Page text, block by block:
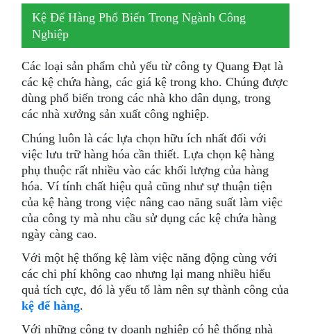
Kệ Để Hàng Phổ Biến Trong Ngành Công
Nghiệp
Các loại sản phẩm chủ yếu từ công ty Quang Đạt là
các kệ chứa hàng, các giá kệ trong kho. Chúng được
dùng phổ biến trong các nhà kho dân dụng, trong
các nhà xưởng sản xuất công nghiệp.
Chúng luôn là các lựa chọn hữu ích nhất đối với
việc lưu trữ hàng hóa cần thiết. Lựa chọn kệ hàng
phụ thuộc rất nhiều vào các khối lượng của hàng
hóa. Ví tính chất hiệu quả cũng như sự thuận tiện
của kệ hàng trong việc nâng cao năng suất làm việc
của công ty mà nhu cầu sử dụng các kệ chứa hàng
ngày càng cao.
Với một hệ thống kệ làm việc năng động cùng với
các chi phí không cao nhưng lại mang nhiều hiểu
quả tích cực, đó là yếu tố làm nên sự thành công của
kệ để hàng.
Với những công ty doanh nghiệp có hệ thống nhà